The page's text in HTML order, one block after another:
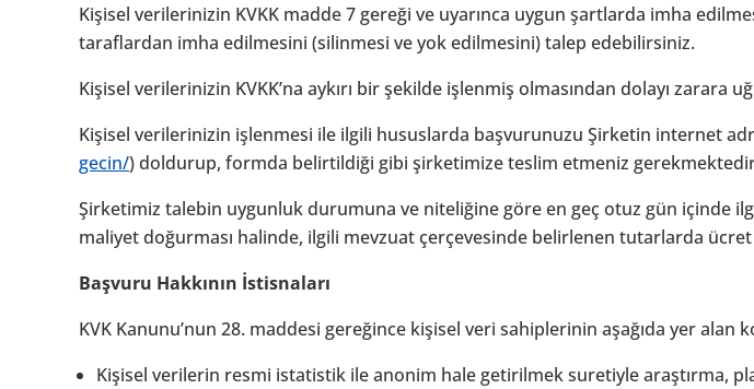
Kişisel verilerinizin KVKK madde 7 gereği ve uyarınca uygun şartlarda imha
taraflardan imha edilmesini (silinmesi ve yok edilmesini) talep edebilirsiniz.
Kişisel verilerinizin KVKK’na aykırı bir şekilde işlenmiş olmasından dolayı
Kişisel verilerinizin işlenmesi ile ilgili hususlarda başvurunuzu Şirketin internet
gecin/) doldurup, formda belirtildiği gibi şirketimize teslim etmeniz
Şirketimiz talebin uygunluk durumuna ve niteliğine göre en geç otuz gün içinde
maliyet doğurması halinde, ilgili mevzuat çerçevesinde belirlenen tutarlarda
Başvuru Hakkının İstisnaları
KVK Kanunu’nun 28. maddesi gereğince kişisel veri sahiplerinin aşağıda yer
Kişisel verilerin resmi istatistik ile anonim hale getirilmek suretiyle araştırma,